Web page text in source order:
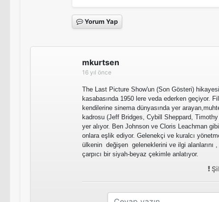
Yorum Yap
mkurtsen
16 yıl önce
The Last Picture Show'un (Son Gösteri)
kasabasında 1950 lere veda ederken geçiyor.
kendilerine sinema dünyasında yer
kadrosu (Jeff Bridges, Cybill Sheppard,
yer alıyor. Ben Johnson ve Cloris Leachman
onlara eşlik ediyor. Gelenekçi ve kuralcı
ülkenin değişen geleneklerini ve ilgi alanlarını ,
çarpıcı bir siyah-beyaz çekimle anlatıyor.